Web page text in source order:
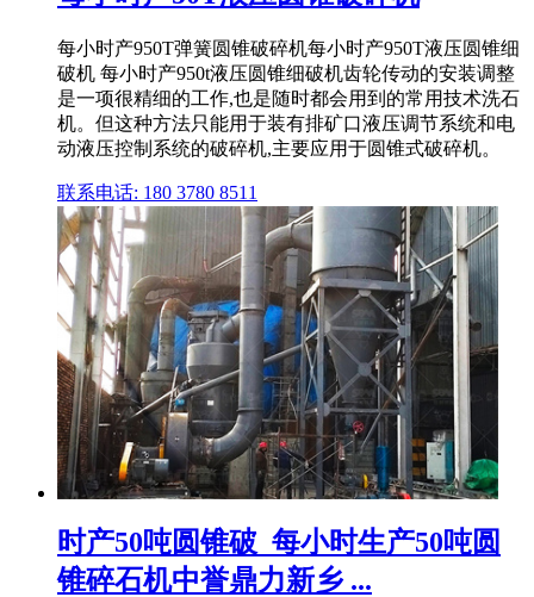
每小时产950T弹簧圆锥破碎机每小时产950T液压圆锥细
破机 每小时产950t液压圆锥细破机齿轮传动的安装调整
是一项很精细的工作,也是随时都会用到的常用技术洗石
机。但这种方法只能用于装有排矿口液压调节系统和电
动液压控制系统的破碎机,主要应用于圆锥式破碎机。
联系电话: 180 3780 8511
时产50吨圆锥破_每小时生产50吨圆
锥碎石机中誉鼎力新乡 ...